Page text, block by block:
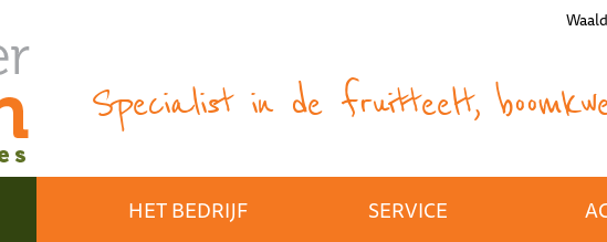
Specialist in de fruitteelt,
HET BEDRIJF SERVICE